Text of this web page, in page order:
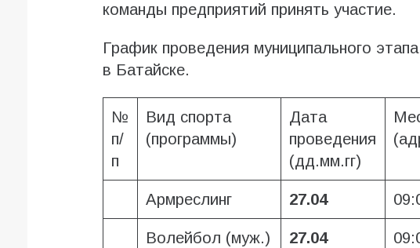
команды предприятий принять участие.
График проведения муниципального
в Батайске.
№
п/
п
Вид спорта
(программы)
Дата
проведения
(дд.мм.гг)
Армреслинг 27.04
Волейбол (муж.) 27.04